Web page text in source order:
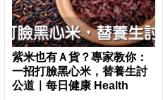
紫米也有Ａ貨？專家教你：
一招打臉黑心米，替養生討
公道｜每日健康 Health